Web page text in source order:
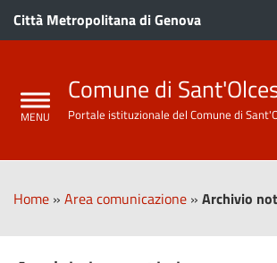
Città Metropolitana di Genova
Comune di
Portale istituzionale del Comune di
Home » Area comunicazione » Archivio